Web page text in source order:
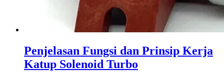
Penjelasan Fungsi dan Prinsip Kerja
Katup Solenoid Turbo